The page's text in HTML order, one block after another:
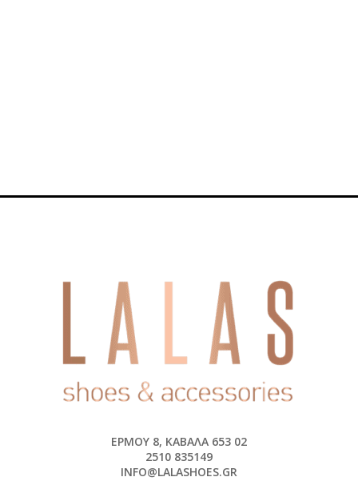
ΕΡΜΟΎ 8, ΚΑΒΆΛΑ 653 02
2510 835149
INFO@LALASHOES.GR